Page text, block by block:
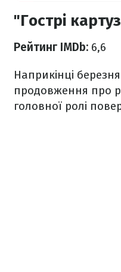
"Гострі
Рейтинг IMDb: 6,6
Наприкінці
продовження про
головної ролі